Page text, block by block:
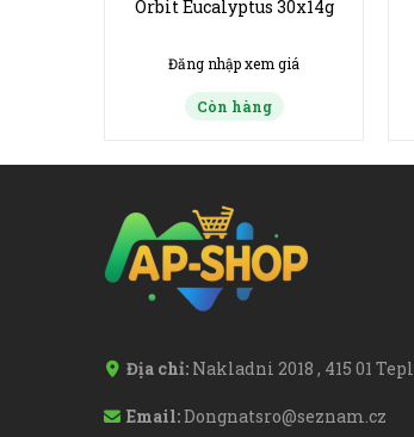
Orbit Eucalyptus 30x14g
Đăng nhập xem giá
Còn hàng
Địa chỉ: Nakladni 2018 , 415 01
Email:Dongnatsro@seznam.cz